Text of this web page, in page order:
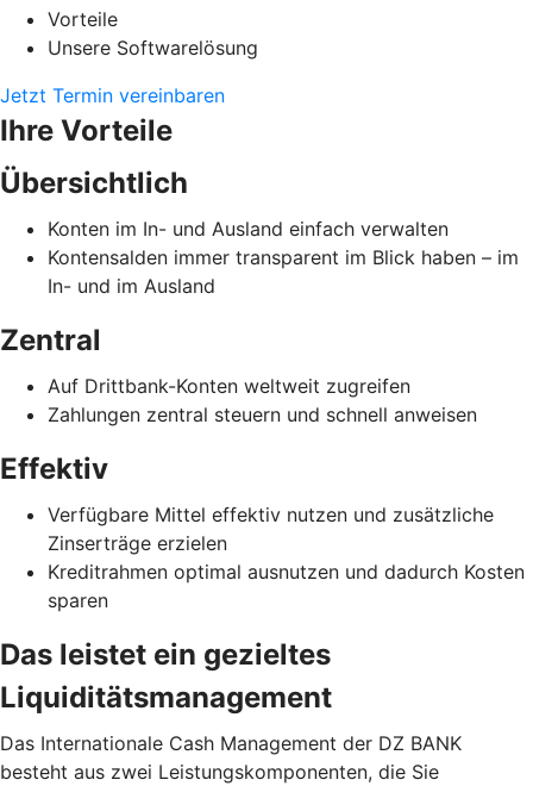
Vorteile
Unsere Softwarelösung
Jetzt Termin vereinbaren
Ihre Vorteile
Übersichtlich
Konten im In- und Ausland einfach verwalten
Kontensalden immer transparent im Blick haben – im
In- und im Ausland
Zentral
Auf Drittbank-Konten weltweit zugreifen
Zahlungen zentral steuern und schnell anweisen
Effektiv
Verfügbare Mittel effektiv nutzen und zusätzliche
Zinserträge erzielen
Kreditrahmen optimal ausnutzen und dadurch Kosten
sparen
Das leistet ein gezieltes
Liquiditätsmanagement
Das Internationale Cash Management der DZ BANK
besteht aus zwei Leistungskomponenten, die Sie